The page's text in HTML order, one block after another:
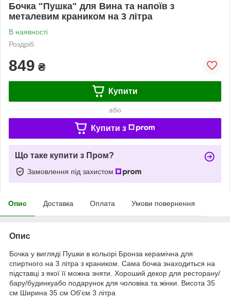
Бочка "Пушка" для Вина та напоїв з
металевим краником на 3 літра
В наявності
Роздріб
849 ₴
Купити
або
Купити з
Що таке купити з Пром?
Замовлення під захистом
Опис Доставка Оплата Умови повернення
Опис
Бочка у вигляді Пушки в кольорі Бронза керамічна для
спиртного на 3 літра з краником. Сама бочка знаходиться на
підставці з якої її можна зняти. Хороший декор для ресторану/
бару/будинкуабо подарунок для чоловіка та жінки. Висота 35
см Ширина 35 см Об'єм 3 літра